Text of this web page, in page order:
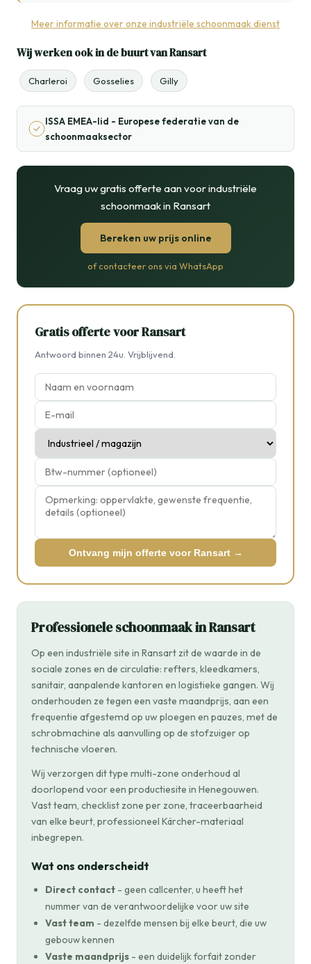
Meer informatie over onze industriële schoonmaak dienst
Wij werken ook in de buurt van Ransart
Charleroi Gosselies Gilly
ISSA EMEA-lid - Europese federatie van de
schoonmaaksector
Vraag uw gratis offerte aan voor industriële
schoonmaak in Ransart
Bereken uw prijs online
of contacteer ons via WhatsApp
Gratis offerte voor Ransart
Antwoord binnen 24u. Vrijblijvend.
Ontvang mijn offerte voor Ransart →
Professionele schoonmaak in Ransart
Op een industriële site in Ransart zit de waarde in de
sociale zones en de circulatie: refters, kleedkamers,
sanitair, aanpalende kantoren en logistieke gangen. Wij
onderhouden ze tegen een vaste maandprijs, aan een
frequentie afgestemd op uw ploegen en pauzes, met de
schrobmachine als aanvulling op de stofzuiger op
technische vloeren.
Wij verzorgen dit type multi-zone onderhoud al
doorlopend voor een productiesite in Henegouwen.
Vast team, checklist zone per zone, traceerbaarheid
van elke beurt, professioneel Kärcher-materiaal
inbegrepen.
Wat ons onderscheidt
Direct contact - geen callcenter, u heeft het
nummer van de verantwoordelijke voor uw site
Vast team - dezelfde mensen bij elke beurt, die uw
gebouw kennen
Vaste maandprijs - een duidelijk forfait zonder